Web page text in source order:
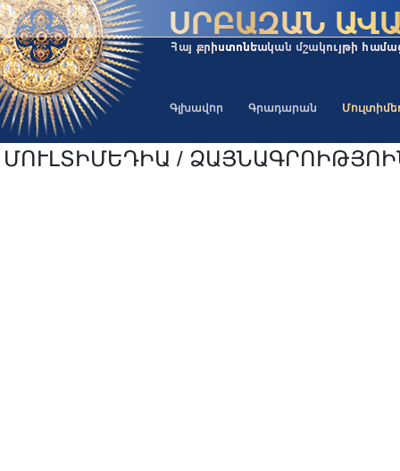
Գլխավոր Գրադարան
ՄՈՒԼՏԻՄԵԴԻԱ /